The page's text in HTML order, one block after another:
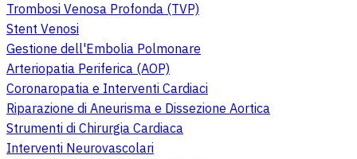
Trombosi Venosa Profonda (TVP)
Stent Venosi
Gestione dell'Embolia Polmonare
Arteriopatia Periferica (AOP)
Coronaropatia e Interventi Cardiaci
Riparazione di Aneurisma e Dissezione Aortica
Strumenti di Chirurgia Cardiaca
Interventi Neurovascolari